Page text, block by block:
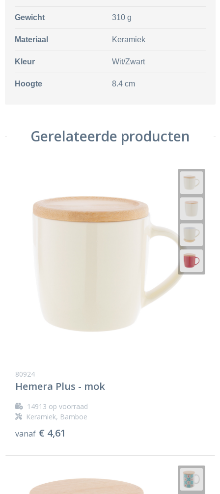
Gewicht 310 g
Materiaal Keramiek
Kleur Wit/Zwart
Hoogte 8.4 cm
Gerelateerde producten
80924
Hemera Plus - mok
14913 op voorraad
Keramiek, Bamboe
vanaf € 4,61